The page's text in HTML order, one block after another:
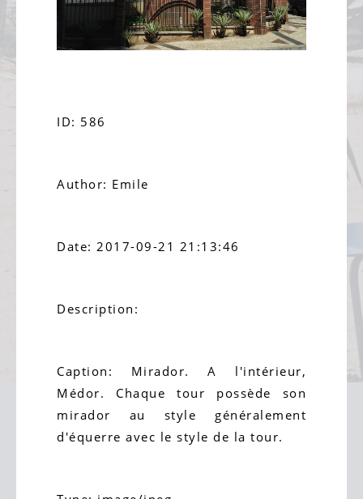
ID: 586
Author: Emile
Date: 2017-09-21 21:13:46
Description:
Caption: Mirador. A l'intérieur,
Médor. Chaque tour possède son
mirador au style généralement
d'équerre avec le style de la tour.